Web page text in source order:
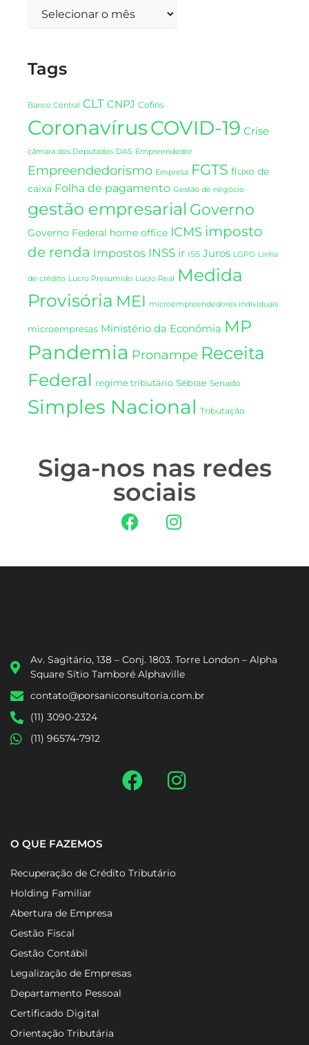
Tags
Banco Central CLT CNPJ Cofins
CoronavírusCOVID-19 Crise
câmara dos Deputados DAS Empreendedor
Empreendedorismo Empresa FGTS fluxo de
caixa Folha de pagamento Gestão de negócio
gestão empresarial Governo
Governo Federal home office ICMS imposto
de renda Impostos INSS ir ISS Juros LGPD Linha
de crédito Lucro Presumido Lucro Real
Medida
Provisória MEI microempreendedores individuais
microempresas Ministério da Econômia MP
Pandemia Pronampe Receita
Federal regime tributário Sebrae Senado
Simples Nacional Tributação
Siga-nos nas redes
sociais
Av. Sagitário, 138 – Conj. 1803. Torre London – Alpha
Square Sítio Tamboré Alphaville
contato@porsaniconsultoria.com.br
(11) 3090-2324
O QUE FAZEMOS
Recuperação de Crédito Tributário
Holding Familiar
Abertura de Empresa
Gestão Fiscal
Gestão Contábil
Legalização de Empresas
Departamento Pessoal
Certificado Digital